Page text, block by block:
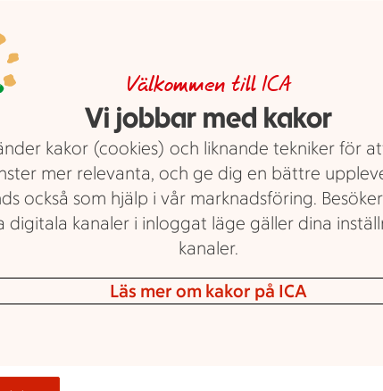
med gurka
Gurka på ögonen, som
törstsläckare, för att få bort dålig
andedräkt och sist men INTE minst
till olika ljuvliga maträtter. Vi slår
helt enkelt ett megagurkigt slag för
denna slangformade älskling.
Tips: här hittar du alla vårarecept
med gurka!
Välkommen till ICA
Vi jobbar med kakor
kakor (cookies) och liknande tekniker för
mer relevanta, och ge dig en bättre
också som hjälp i vår marknadsföring.
digitala kanaler i inloggat läge gäller dina
kanaler.
Läs mer om kakor på ICA